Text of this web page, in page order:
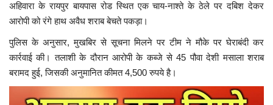
अहिवारा के रायपुर बायपास रोड स्थित एक चाय-नाश्ते के ठेले पर दबिश देकर
आरोपी को रंगे हाथ अवैध शराब बेचते पकड़ा।
पुलिस के अनुसार, मुखबिर से सूचना मिलने पर टीम ने मौके पर घेराबंदी कर
कार्रवाई की। तलाशी के दौरान आरोपी के कब्जे से 45 पौवा देशी मसाला शराब
बरामद हुई, जिसकी अनुमानित कीमत 4,500 रुपये है।